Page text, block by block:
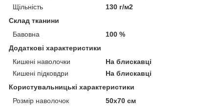
Щільність
130 г/м2
Склад тканини
Бавовна
100 %
Додаткові характеристики
Кишені наволочки
На блискавці
Кишені підковдри
На блискавці
Користувальницькі характеристики
Розмір наволочок
50х70 см